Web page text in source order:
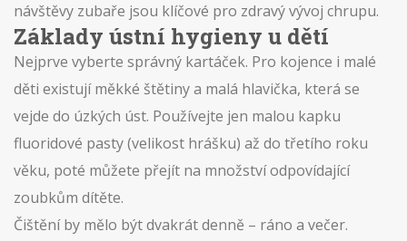
návštěvy zubaře jsou klíčové pro zdravý vývoj chrupu.
Základy ústní hygieny u dětí
Nejprve vyberte správný kartáček. Pro kojence i malé
děti existují měkké štětiny a malá hlavička, která se
vejde do úzkých úst. Používejte jen malou kapku
fluoridové pasty (velikost hrášku) až do třetího roku
věku, poté můžete přejít na množství odpovídající
zoubkům dítěte.
Čištění by mělo být dvakrát denně – ráno a večer.